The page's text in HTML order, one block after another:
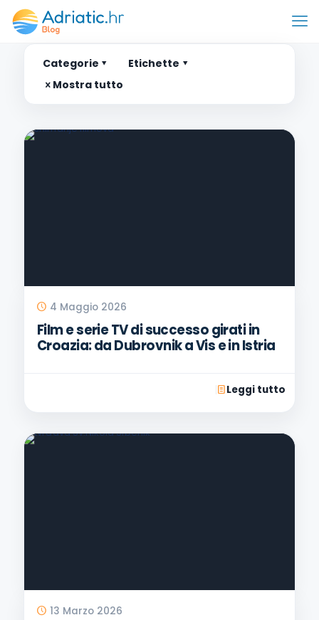
Categorie
Etichette
Mostra tutto
4 Maggio 2026
Film e serie TV di successo girati in
Croazia: da Dubrovnik a Vis e in Istria
Leggi tutto
13 Marzo 2026